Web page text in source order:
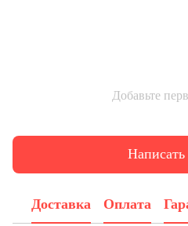
Добавьте
Написать
Доставка Оплата